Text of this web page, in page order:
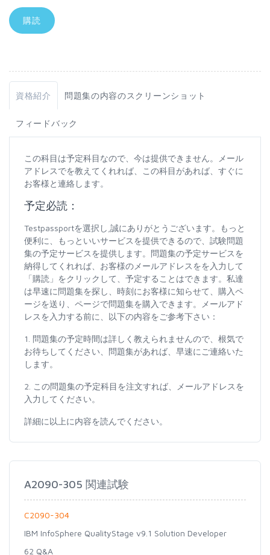
資格紹介 問題集の内容のスクリーンショット
フィードバック
この科目は予定科目なので、今は提供できません。メール
アドレスでを教えてくれれば、この科目があれば、すぐに
お客様と連絡します。
予定必読：
Testpassportを選択し,誠にありがとうございます。もっと
便利に、もっといいサービスを提供できるので、試験問題
集の予定サービスを提供します。問題集の予定サービスを
納得してくれれば、お客様のメールアドレスをを入力して
「購読」をクリックして、予定することはできます。私達
は早速に問題集を探し、時刻にお客様に知らせて、購入ペ
ージを送り、ページで問題集を購入できます。メールアド
レスを入力する前に、以下の内容をご参考下さい：
1. 問題集の予定時間は詳しく教えられませんので、根気で
お待ちしてください、問題集があれば、早速にご連絡いた
します。
2. この問題集の予定科目を注文すれば、メールアドレスを
入力してください。
詳細に以上に内容を読んでください。
A2090-305 関連試験
C2090-304
IBM InfoSphere QualityStage v9.1 Solution Developer
62 Q&A